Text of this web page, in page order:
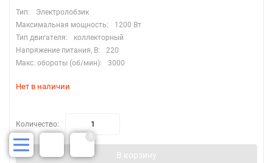
Тип:
Электролобзик
Максимальная мощность:
1200 Вт
Тип двигателя:
коллекторный
Напряжение питания, В:
220
Макс. обороты (об/мин):
3000
Нет в наличии
Количество:
В корзину
0